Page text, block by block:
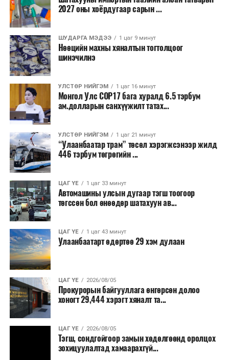
2026 оны наймдугаар сарын 07-ноос
2026 оны наймдугаар сарын 11-нийг хүртэлх
цаг агаарын урьдчилсан төлөв
Наймдугаар сарын 7-нд баруун болон төвийн
аймгуудын нутгийн хойд хэсгээр, 8-нд баруун
аймгуудын нутгийн хойд хэсэг, төвийн
аймгуудын нутгийн зарим газраар, 9-нд баруун
аймгуудын нутгийн зүүн, говийн аймгуудын
нутгийн хойд, зүүн аймгуудын нутгийн баруун
хэсэг, төвийн аймгуудын ихэнх нутгаар, 10-нд
төв, зүүн, говийн аймгуудын ихэнх нутгаар
бороо, дуу цахилгаантай аадар бороо орно. Салхи
ихэнх хугацаанд секундэд 5-10 метр, 9-нд
Алтайн салбар уулс, Арц-Богдын өвөр
хоолойгоор, 10-нд говь, талын нутгаар секундэд
14-16 метр, нутгийн зарим газраар борооны
өмнө түр зуур ширүүснэ. Ихэнх нутгаар халж,
Шөнөдөө Монгол-Алтай, Хангай, Хөвсгөлийн
уулархаг нутаг, Завхан, Заг, Байдраг голын эх,
Хүрэнбэлчир орчим, Тэрэлж голын хөндийгөөр
6-11 хэм, Алтайн өвөр говь орчмоор 23-28 хэм,
Их нууруудын хотгор, говийн бүс нутгийн өмнөд
хэсэг, Дорнод, Дарьгангын тал нутгаар 18-23
хэм, бусад нутгаар 12-17 хэм, өдөртөө Монгол-
Алтай, Хангай, Хөвсгөл, Хэнтийн уулархаг нутаг,
Эг, Үүр, Тэрэлж, Хэрлэн, Онон, Улз, Халх голын
хөндий, Дорнод, Дарьгангын тал нутгаар 23-28
2027 оны хоёрдугаар сарын ...
ШУДАРГА МЭДЭЭ 1 цаг 9 минут
Нөөцийн махны хяналтын тогтолцоог
шинэчилнэ
УЛСТӨР НИЙГЭМ 1 цаг 16 минут
Монгол Улс COP17 бага хуралд 6.5 тэрбум
ам.долларын санхүүжилт татах...
УЛСТӨР НИЙГЭМ 1 цаг 21 минут
“Улаанбаатар трам” төсөл хэрэгжсэнээр жилд
446 тэрбум төгрөгийн ...
ЦАГ ҮЕ 1 цаг 33 минут
Автомашины улсын дугаар тэгш тоогоор
төгссөн бол өнөөдөр шатахуун ав...
ЦАГ ҮЕ 1 цаг 43 минут
Улаанбаатарт өдөртөө 29 хэм дулаан
ЦАГ ҮЕ 2026/08/05
Прокурорын байгууллага өнгөрсөн долоо
хоногт 29,444 хэрэгт хяналт та...
ЦАГ ҮЕ 2026/08/05
Тэгш, сондгойгоор замын хөдөлгөөнд оролцох
зохицуулалтад хамаарахгүй...